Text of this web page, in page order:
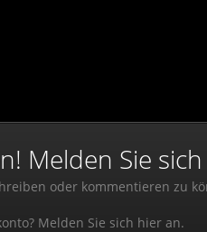
Melden Sie
oder kommentieren zu
Melden Sie sich hier an.